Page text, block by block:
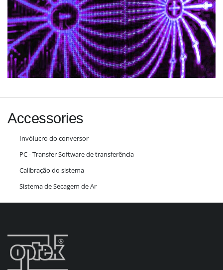
Accessories
Invólucro do conversor
PC - Transfer Software de transferência
Calibração do sistema
Sistema de Secagem de Ar